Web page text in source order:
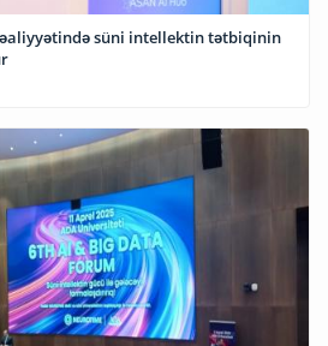
süni intellektin tətbiqinin